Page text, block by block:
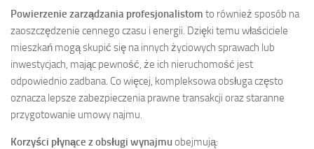
Powierzenie zarządzania profesjonalistom to również sposób na
zaoszczędzenie cennego czasu i energii. Dzięki temu właściciele
mieszkań mogą skupić się na innych życiowych sprawach lub
inwestycjach, mając pewność, że ich nieruchomość jest
odpowiednio zadbana. Co więcej, kompleksowa obsługa często
oznacza lepsze zabezpieczenia prawne transakcji oraz staranne
przygotowanie umowy najmu.
Korzyści płynące z obsługi wynajmuobejmują: